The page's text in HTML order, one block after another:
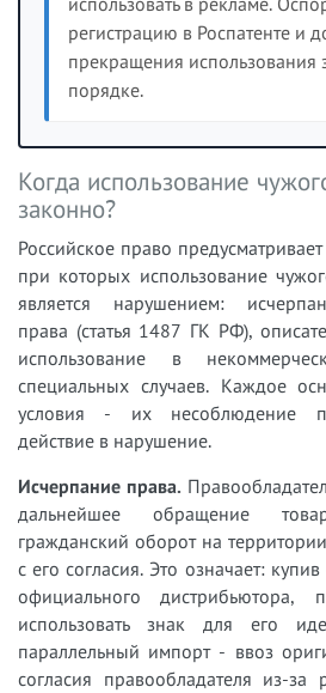
регистрацию в Роспатенте и
прекращения использования
порядке.
Когда использование
законно?
Российское право
при которых использование
является нарушением:
права (статья 1487 ГК РФ),
использование в
специальных случаев. Каждое
условия - их несоблюдение
действие в нарушение.
Исчерпание права.
дальнейшее обращение
гражданский оборот на
с его согласия. Это означает:
официального дистрибьютора,
использовать знак для его
параллельный импорт - ввоз
согласия правообладателя из-